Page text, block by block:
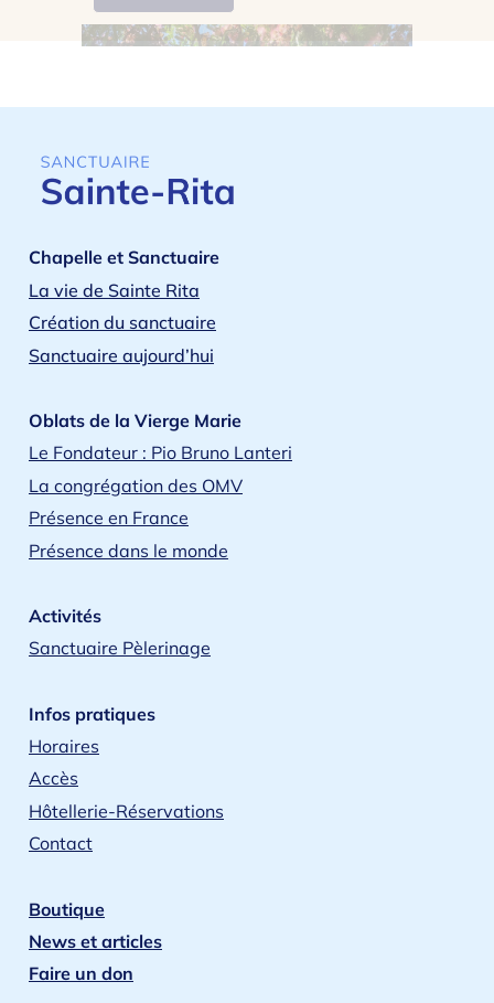
Chapelle et Sanctuaire
La vie de Sainte Rita
Création du sanctuaire
Sanctuaire aujourd’hui
Oblats de la Vierge Marie
Le Fondateur : Pio Bruno Lanteri
La congrégation des OMV
Présence en France
Présence dans le monde
Activités
Sanctuaire Pèlerinage
Infos pratiques
Horaires
Accès
Hôtellerie-Réservations
Contact
Boutique
News et articles
Faire un don